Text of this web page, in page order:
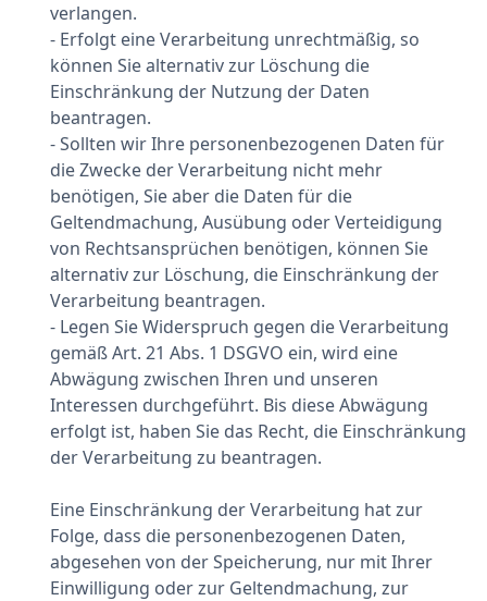
verlangen.
- Erfolgt eine Verarbeitung unrechtmäßig, so
können Sie alternativ zur Löschung die
Einschränkung der Nutzung der Daten
beantragen.
- Sollten wir Ihre personenbezogenen Daten für
die Zwecke der Verarbeitung nicht mehr
benötigen, Sie aber die Daten für die
Geltendmachung, Ausübung oder Verteidigung
von Rechtsansprüchen benötigen, können Sie
alternativ zur Löschung, die Einschränkung der
Verarbeitung beantragen.
- Legen Sie Widerspruch gegen die Verarbeitung
gemäß Art. 21 Abs. 1 DSGVO ein, wird eine
Abwägung zwischen Ihren und unseren
Interessen durchgeführt. Bis diese Abwägung
erfolgt ist, haben Sie das Recht, die Einschränkung
der Verarbeitung zu beantragen.
Eine Einschränkung der Verarbeitung hat zur
Folge, dass die personenbezogenen Daten,
abgesehen von der Speicherung, nur mit Ihrer
Einwilligung oder zur Geltendmachung, zur